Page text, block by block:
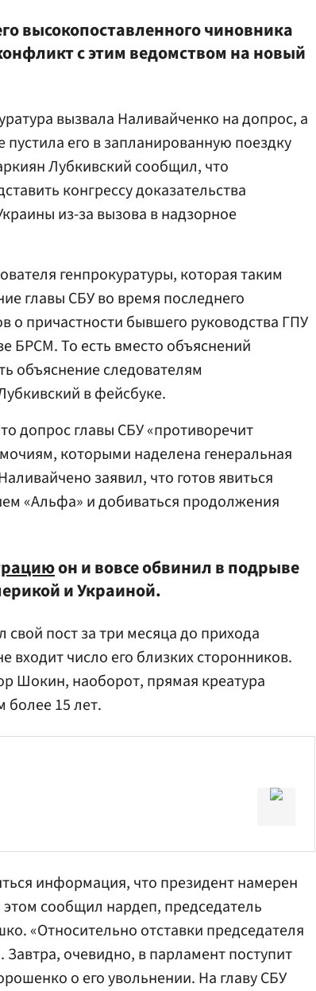
высокопоставленного чиновника
с этим ведомством на новый
вызвала Наливайченко на допрос, а
его в запланированную поездку
Лубкивский сообщил, что
конгрессу доказательства
из-за вызова в надзорное
генпрокуратуры, которая таким
главы СБУ во время последнего
о причастности бывшего руководства ГПУ
БРСМ. То есть вместо объяснений
объяснение следователям
в фейсбуке.
допрос главы СБУ «противоречит
которыми наделена генеральная
заявил, что готов явиться
«Альфа» и добиваться продолжения
он и вовсе обвинил в подрыве
и Украиной.
пост за три месяца до прихода
входит число его близких сторонников.
Шокин, наоборот, прямая креатура
15 лет.
информация, что президент намерен
сообщил нардеп, председатель
. «Относительно отставки председателя
очевидно, в парламент поступит
о его увольнении. На главу СБУ